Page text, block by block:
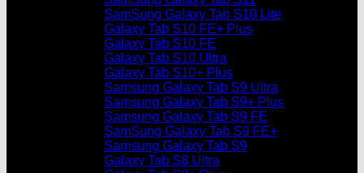
SamSung Galaxy Tab S10 Lite
Galaxy Tab S10 FE+ Plus
Galaxy Tab S10 FE
Galaxy Tab S10 Ultra
Galaxy Tab S10+ Plus
Samsung Galaxy Tab S9 Ultra
Samsung Galaxy Tab S9+ Plus
Samsung Galaxy Tab S9 FE
SamSung Galaxy Tab S9 FE+
Samsung Galaxy Tab S9
Galaxy Tab S8 Ultra